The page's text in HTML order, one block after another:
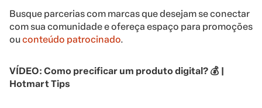
Busque parcerias com marcas que desejam se conectar
com sua comunidade e ofereça espaço para promoções
ouconteúdo patrocinado.
VÍDEO: Como precificar um produto digital? 💰 |
Hotmart Tips